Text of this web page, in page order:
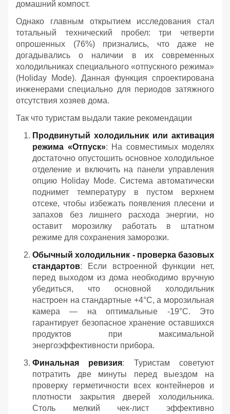
домашний компост.
Однако главным открытием исследования стал
тотальный технический пробел: три четверти
опрошенных (76%) признались, что даже не
догадывались о наличии в их современных
холодильниках специального «отпускного режима»
(Holiday Mode). Данная функция спроектирована
инженерами специально для периодов затяжного
отсутствия хозяев дома.
Так что туристам выдали такие рекомендации
Продвинутый холодильник или активация
режима «Отпуск»: На совместимых моделях
достаточно опустошить основное холодильное
отделение и включить на панели управления
опцию Holiday Mode. Система автоматически
поднимет температуру в пустом верхнем
отсеке, чтобы избежать появления плесени и
запахов без лишнего расхода энергии, но
оставит морозилку работать в штатном
режиме для сохранения заморозки.
Обычный холодильник - проверка базовых
стандартов: Если встроенной функции нет,
перед выходом из дома необходимо вручную
убедиться, что основной холодильник
настроен на стандартные +4°C, а морозильная
камера — на оптимальные -19°C. Это
гарантирует безопасное хранение оставшихся
продуктов при максимальной
энергоэффективности прибора.
Финальная ревизия: Туристам советуют
потратить две минуты перед выездом на
проверку герметичности всех контейнеров и
плотности закрытия дверей холодильника.
Столь мелкий чек-лист эффективно